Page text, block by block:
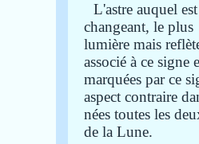
L'astre auquel
changeant, le
lumière mais
associé à ce signe
marquées par ce
aspect contraire
nées toutes les
de la Lune.